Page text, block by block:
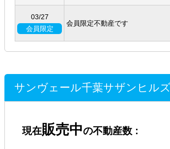
03/27
会員限定
会員限定不動産です
サンヴェール千葉サザンヒル
現在販売中の不動産数 :